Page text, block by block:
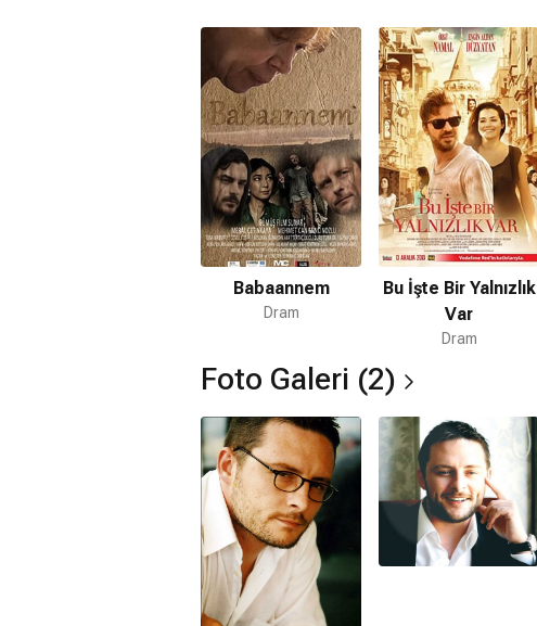
Babaannem
Dram
Bu İşte Bir Yalnızlık
Var
Dram
Foto Galeri (2)